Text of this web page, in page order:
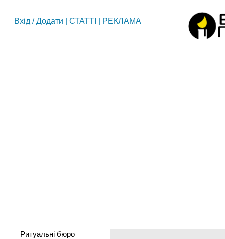
Вхід /Додати СТАТТІ РЕКЛАМА
Ритуальні бюро